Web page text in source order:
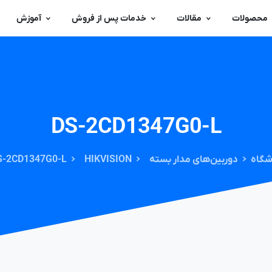
محصولات مقالات خدمات پس از فروش آموزش
DS-2CD1347G0-L
دوربین‌های مدار بسته HIKVISION
2CD1347G0-L